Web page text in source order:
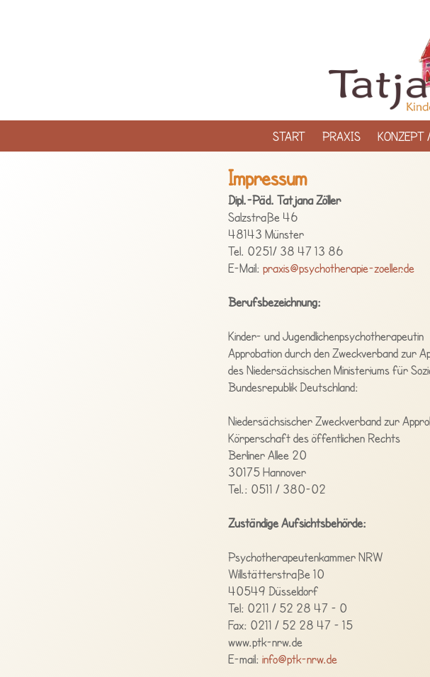
START PRAXIS KONZEPT
Impressum
Dipl.-Päd. Tatjana Zöller
Salzstraße 46
48143 Münster
Tel. 0251/ 38 47 13 86
E-Mail: praxis@psychotherapie-zoeller.de
Berufsbezeichnung:
Kinder- und Jugendlichenpsychotherapeutin
Approbation durch den Zweckverband zur
des Niedersächsischen Ministeriums für
Bundesrepublik Deutschland:
Niedersächsischer Zweckverband zur
Körperschaft des öffentlichen Rechts
Berliner Allee 20
30175 Hannover
Tel.: 0511 / 380-02
Zuständige Aufsichtsbehörde:
Psychotherapeutenkammer NRW
Willstätterstraße 10
40549 Düsseldorf
Tel: 0211 / 52 28 47 - 0
Fax: 0211 / 52 28 47 - 15
www.ptk-nrw.de
E-mail: info@ptk-nrw.de